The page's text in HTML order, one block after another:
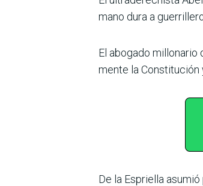
mano dura a
El abogado millonario
mente la Constitución
De la Espriella